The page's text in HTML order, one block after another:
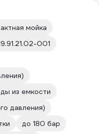
мойка
001
из емкости
давления)
до 180 бар